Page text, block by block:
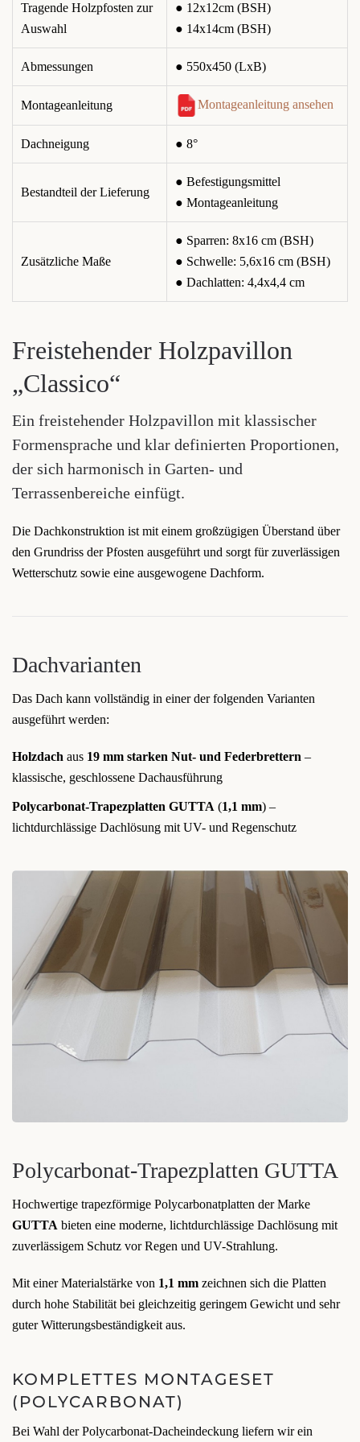
Tragende Holzpfosten zur
Auswahl
● 12x12cm (BSH)
● 14x14cm (BSH)
Abmessungen ● 550x450 (LxB)
Montageanleitung Montageanleitung ansehen
Dachneigung ● 8°
Bestandteil der Lieferung
● Befestigungsmittel
● Montageanleitung
Zusätzliche Maße
● Sparren: 8x16 cm (BSH)
● Schwelle: 5,6x16 cm (BSH)
● Dachlatten: 4,4x4,4 cm
Freistehender Holzpavillon
„Classico“
Ein freistehender Holzpavillon mit klassischer
Formensprache und klar definierten Proportionen,
der sich harmonisch in Garten- und
Terrassenbereiche einfügt.
Die Dachkonstruktion ist mit einem großzügigen Überstand über
den Grundriss der Pfosten ausgeführt und sorgt für zuverlässigen
Wetterschutz sowie eine ausgewogene Dachform.
Dachvarianten
Das Dach kann vollständig in einer der folgenden Varianten
ausgeführt werden:
Holzdach aus 19 mm starken Nut- und Federbrettern –
klassische, geschlossene Dachausführung
Polycarbonat-Trapezplatten GUTTA (1,1 mm) –
lichtdurchlässige Dachlösung mit UV- und Regenschutz
Polycarbonat-Trapezplatten GUTTA
Hochwertige trapezförmige Polycarbonatplatten der Marke
GUTTA bieten eine moderne, lichtdurchlässige Dachlösung mit
zuverlässigem Schutz vor Regen und UV-Strahlung.
Mit einer Materialstärke von 1,1 mm zeichnen sich die Platten
durch hohe Stabilität bei gleichzeitig geringem Gewicht und sehr
guter Witterungsbeständigkeit aus.
KOMPLETTES MONTAGESET
(POLYCARBONAT)
Bei Wahl der Polycarbonat-Dacheindeckung liefern wir ein